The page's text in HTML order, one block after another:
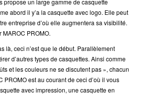
abord il y’a la casquette avec logo. Elle peut
entreprise d’où elle augmentera sa visibilité.
PROMO.
là, ceci n’est que le début. Parallèlement
d’autres types de casquettes. Ainsi comme
et les couleurs ne se discutent pas », chacun
PROMO est au courant de ceci d’où il vous
avec impression, une casquette en